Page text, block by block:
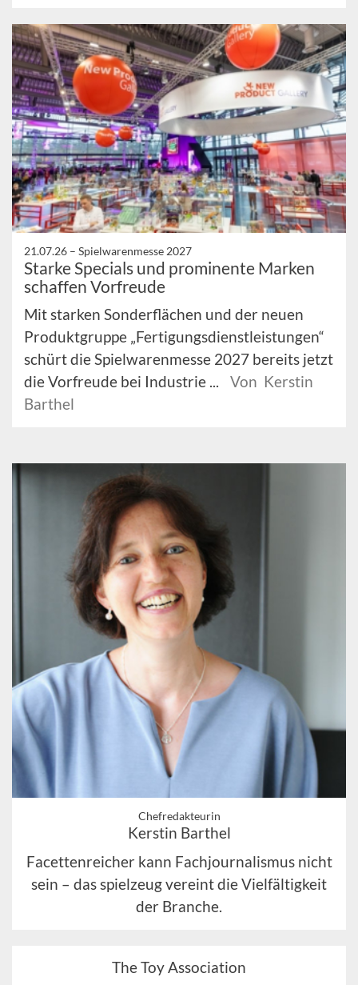
21.07.26 – Spielwarenmesse 2027
Starke Specials und prominente Marken
schaffen Vorfreude
Mit starken Sonderflächen und der neuen
Produktgruppe „Fertigungsdienstleistungen“
schürt die Spielwarenmesse 2027 bereits jetzt
die Vorfreude bei Industrie ...
Von Kerstin
Barthel
Chefredakteurin
Kerstin Barthel
Facettenreicher kann Fachjournalismus nicht
sein – das spielzeug vereint die Vielfältigkeit
der Branche.
The Toy Association